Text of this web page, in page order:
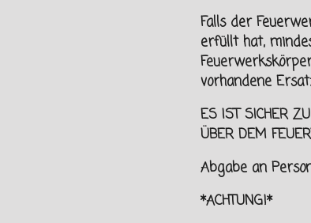
Falls der
erfüllt hat,
vorhandene
ES IST SICHER
ÜBER DEM
Abgabe an
*ACHTUNG!*